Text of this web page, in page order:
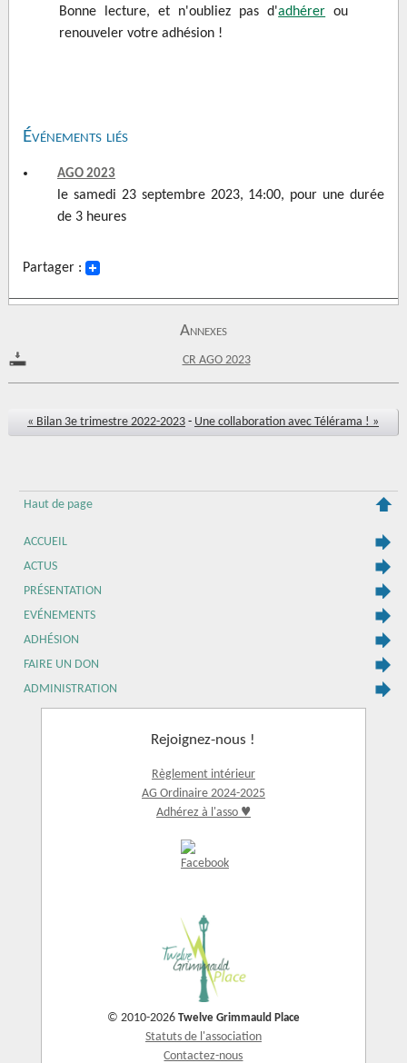
Bonne lecture, et n'oubliez pas d'adhérer ou
renouveler votre adhésion !
Événements liés
AGO 2023
le samedi 23 septembre 2023, 14:00, pour une durée
de 3 heures
Partager :
Annexes
CR AGO 2023
« Bilan 3e trimestre 2022-2023 - Une collaboration avec Télérama ! »
Haut de page
ACCUEIL
ACTUS
PRÉSENTATION
EVÉNEMENTS
ADHÉSION
FAIRE UN DON
ADMINISTRATION
Rejoignez-nous !
Règlement intérieur
AG Ordinaire 2024-2025
Adhérez à l'asso ♥
© 2010-2026 Twelve Grimmauld Place
Statuts de l'association
Contactez-nous